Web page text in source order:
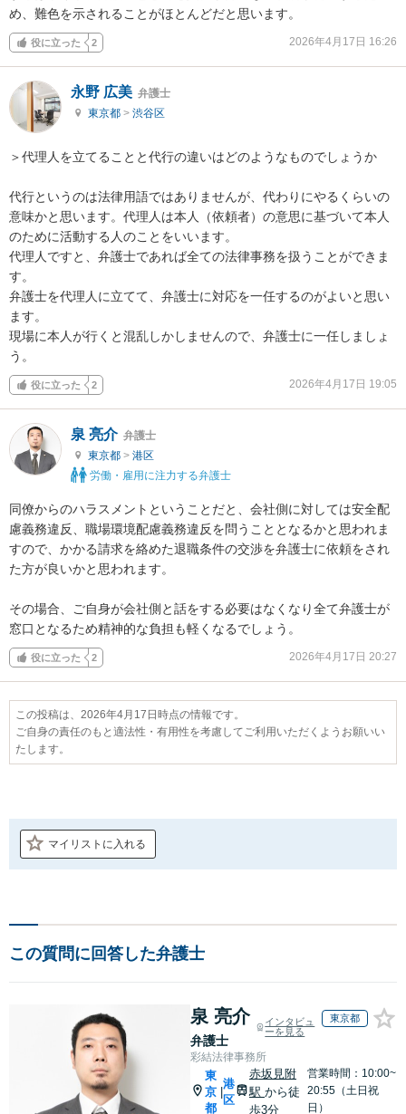
め、難色を示されることがほとんどだと思います。
役に立った 2 2026年4月17日 16:26
永野 広美 弁護士
東京都 > 渋谷区
＞代理人を立てることと代行の違いはどのようなものでしょうか
代行というのは法律用語ではありませんが、代わりにやるくらいの
意味かと思います。代理人は本人（依頼者）の意思に基づいて本人
のために活動する人のことをいいます。
代理人ですと、弁護士であれば全ての法律事務を扱うことができま
す。
弁護士を代理人に立てて、弁護士に対応を一任するのがよいと思い
ます。
現場に本人が行くと混乱しかしませんので、弁護士に一任しましょ
う。
役に立った 2 2026年4月17日 19:05
泉 亮介 弁護士
東京都 > 港区
労働・雇用に注力する弁護士
同僚からのハラスメントということだと、会社側に対しては安全配
慮義務違反、職場環境配慮義務違反を問うこととなるかと思われま
すので、かかる請求を絡めた退職条件の交渉を弁護士に依頼をされ
た方が良いかと思われます。
その場合、ご自身が会社側と話をする必要はなくなり全て弁護士が
窓口となるため精神的な負担も軽くなるでしょう。
役に立った 2 2026年4月17日 20:27
この投稿は、2026年4月17日時点の情報です。
ご自身の責任のもと適法性・有用性を考慮してご利用いただくようお願いい
たします。
マイリストに入れる
この質問に回答した弁護士
泉 亮介
弁護士
インタビュ
ーを見る
東京都
彩結法律事務所
東
京
都
港
区
赤坂見附
駅 から徒
歩3分
営業時間：10:00~
20:55（土日祝
日）